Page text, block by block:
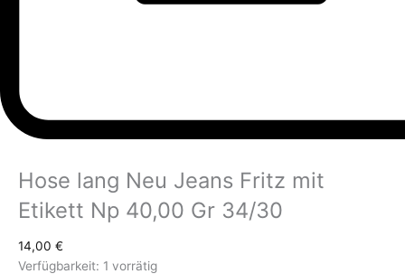
Hose lang Neu Jeans Fritz mit
Etikett Np 40,00 Gr 34/30
14,00 €
Verfügbarkeit: 1 vorrätig